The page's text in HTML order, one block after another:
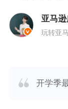
亚马
货派
玩转亚
开学季